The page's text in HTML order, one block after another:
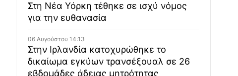
Στη Νέα Υόρκη τέθηκε σε ισχύ νόμος
για την ευθανασία
06 Αυγούστου 14:13
Στην Ιρλανδία κατοχυρώθηκε το
δικαίωμα εγκύων τρανσέξουαλ σε 26
εβδομάδες άδειας μητρότητας